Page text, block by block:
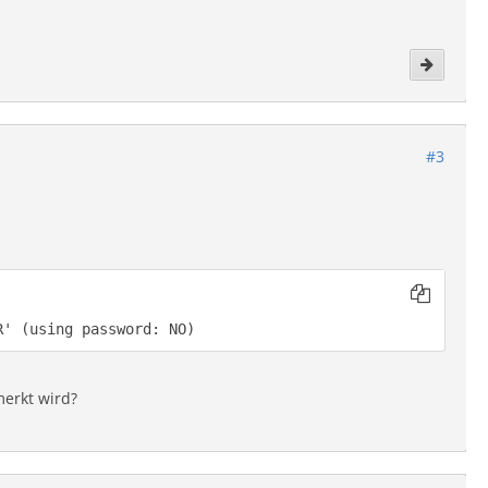
#3
(using password: NO)
wird?